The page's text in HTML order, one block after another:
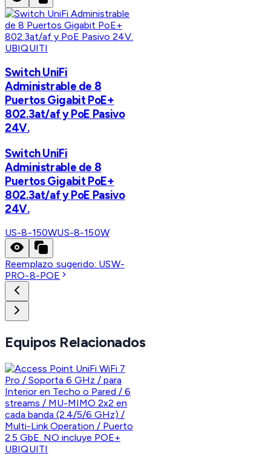
UBIQUITI
Switch UniFi
Administrable de 8
Puertos Gigabit PoE+
802.3at/af y PoE Pasivo
24V.
Switch UniFi
Administrable de 8
Puertos Gigabit PoE+
802.3at/af y PoE Pasivo
24V.
US-8-150WUS-8-150W
Reemplazo sugerido: USW-
PRO-8-POE
Equipos Relacionados
UBIQUITI